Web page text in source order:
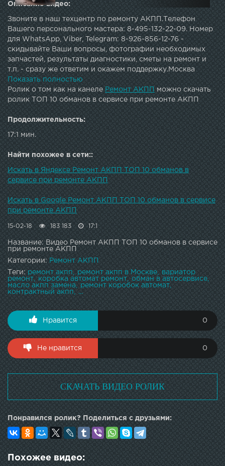
Описание видео:
Звоните в наш техцентр по ремонту АКПП.Телефон
Вашего персонального мастера: 8-495-132-22-09. Номер
для WhatsApp, Viber, Telegram: 8-926-856-12-76 -
скидывайте Ваши вопросы, фотографии необходимых
запчастей, результаты диагностики, сметы на ремонт и
т.п. - сразу же ответим и окажем поддержку.Москва
Санкт-Петербург Общий сайт В данном видео мы даем
базовые советы автовладельцу перед ремонтом АКПП
его автомобиля в техцентре. Для тех, кто не хочет стать
жертвой "развода" - расскажем о 10 основных обманах, к
которым прибегает "нечистый на руку" техцентр. Как не
переплатить при ремонте коробки-автомат? На что
обратить внимание при диагностике? Как убедиться, что
"автомат" разбирался и ремонтировался? Как найти
признаки установленной б/у коробки?На эти и другие
вопросы мы даем развернутый и убедительный ответ!
Показать полностью
Ролик о том как на канеле Ремонт АКППможно скачать
ролик ТОП 10 обманов в сервисе при ремонте АКПП
Продолжительность:
17:1 мин.
Найти похожее в сети::
Искать в Яндексе Ремонт АКПП ТОП 10 обманов в
сервисе при ремонте АКПП
Искать в Google Ремонт АКПП ТОП 10 обманов в сервисе
при ремонте АКПП
15-02-18 183 183 17:1
Название: Видео Ремонт АКПП ТОП 10 обманов в сервисе
при ремонте АКПП
Категории: Ремонт АКПП
Теги:ремонт акпп ремонт акпп в Москве
вариатор
ремонт
коробка автомат ремонт
обман в автосервисе
масло акпп замена
ремонт коробок автомат
контрактный акпп
...
Нравится 0
Не нравится 0
СКАЧАТЬ ВИДЕО РОЛИК
Понравился ролик? Поделиться с друзьями:
Похожее видео: